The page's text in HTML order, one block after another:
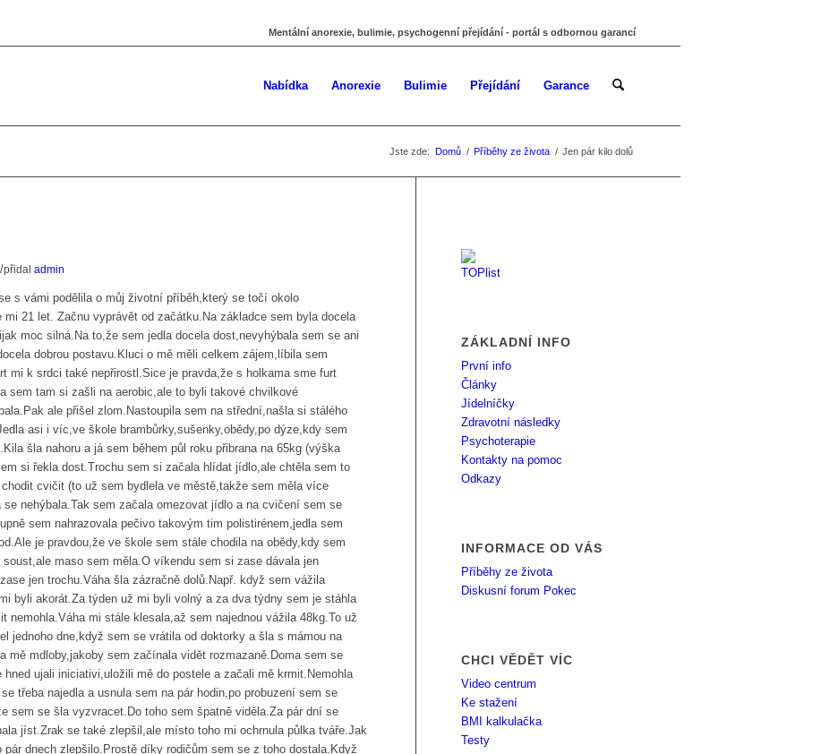
Mentální anorexie, bulimie, psychogenní přejídání - portál s odbornou garancí
Nabídka Anorexie Bulimie Přejídání Garance
Jste zde: Domů / Příběhy ze života / Jen pár kilo dolů
/přidal admin
s vámi podělila o můj životní příběh,který se točí okolo
mi 21 let. Začnu vyprávět od začátku.Na základce sem byla docela
moc silná.Na to,že sem jedla docela dost,nevyhýbala sem se ani
dobrou postavu.Kluci o mě měli celkem zájem,líbila sem
mi k srdci také nepřirostl.Sice je pravda,že s holkama sme furt
sem tam si zašli na aerobic,ale to byli takové chvilkové
ale přišel zlom.Nastoupila sem na střední,našla si stálého
asi i víc,ve škole brambůrky,sušenky,obědy,po dýze,kdy sem
šla nahoru a já sem během půl roku přibrana na 65kg (výška
si řekla dost.Trochu sem si začala hlídat jídlo,ale chtěla sem to
cvičit (to už sem bydlela ve městě,takže sem měla více
nehýbala.Tak sem začala omezovat jídlo a na cvičení sem se
sem nahrazovala pečivo takovým tim polistirénem,jedla sem
je pravdou,že ve škole sem stále chodila na obědy,kdy sem
maso sem měla.O víkendu sem si zase dávala jen
jen trochu.Váha šla zázračně dolů.Např. když sem vážila
byli akorát.Za týden už mi byli volný a za dva týdny sem je stáhla
nemohla.Váha mi stále klesala,až sem najednou vážila 48kg.To už
jednoho dne,když sem se vrátila od doktorky a šla s mámou na
mě mdloby,jakoby sem začínala vidět rozmazaně.Doma sem se
ujali iniciativi,uložili mě do postele a začali mě krmit.Nemohla
třeba najedla a usnula sem na pár hodin,po probuzení sem se
sem se šla vyzvracet.Do toho sem špatně viděla.Za pár dní se
jíst.Zrak se také zlepšil,ale místo toho mi ochrnula půlka tváře.Jak
dnech zlepšilo.Prostě díky rodičům sem se z toho dostala.Když
ZÁKLADNÍ INFO
První info
Články
Jídelníčky
Zdravotní následky
Psychoterapie
Kontakty na pomoc
Odkazy
INFORMACE OD VÁS
Příběhy ze života
Diskusní forum Pokec
CHCI VĚDĚT VÍC
Video centrum
Ke stažení
BMI kalkulačka
Testy